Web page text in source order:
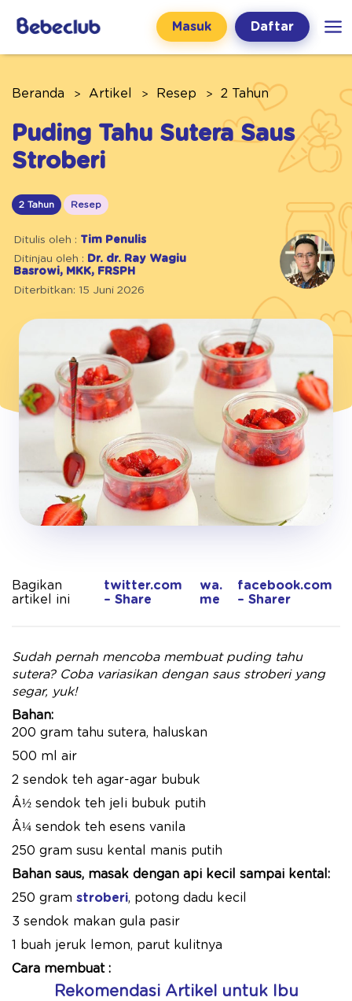
Masuk Daftar
Beranda Artikel Resep 2 Tahun
Puding Tahu Sutera Saus
Stroberi
2 Tahun Resep
Ditulis oleh : Tim Penulis
Ditinjau oleh : Dr. dr. Ray Wagiu
Basrowi, MKK, FRSPH
Diterbitkan: 15 Juni 2026
Bagikan
artikel ini
twitter.com
– Share
wa.
me
facebook.com
– Sharer
Sudah pernah mencoba membuat puding tahu
sutera? Coba variasikan dengan saus stroberi yang
segar, yuk!
Bahan:
200 gram tahu sutera, haluskan
500 ml air
2 sendok teh agar-agar bubuk
Â½ sendok teh jeli bubuk putih
Â¼ sendok teh esens vanila
250 gram susu kental manis putih
Bahan saus, masak dengan api kecil sampai kental:
250 gram stroberi, potong dadu kecil
3 sendok makan gula pasir
1 buah jeruk lemon, parut kulitnya
Cara membuat :
Rekomendasi Artikel untuk Ibu